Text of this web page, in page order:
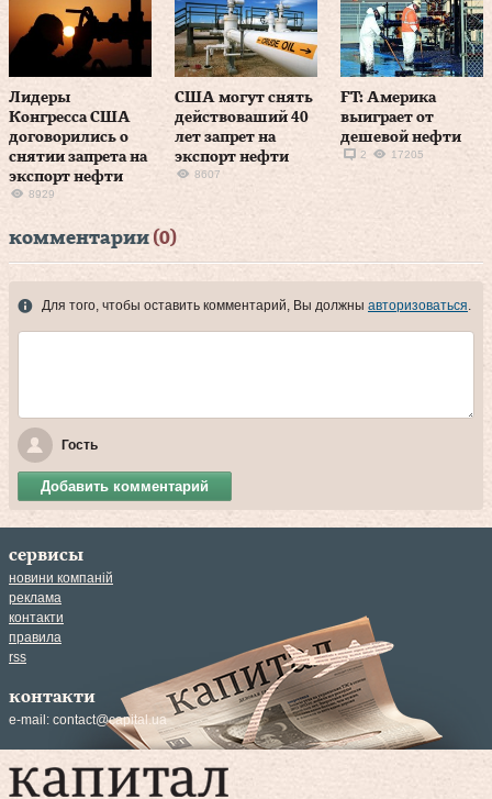
Лидеры
Конгресса США
договорились о
снятии запрета на
экспорт нефти
8929
США могут снять
действоваший 40
лет запрет на
экспорт нефти
8607
FT: Америка
выиграет от
дешевой нефти
2 17205
комментарии (0)
Для того, чтобы оставить комментарий, Вы должны авторизоваться.
Гость
Добавить комментарий
сервисы
новини компаній
реклама
контакти
правила
rss
контакти
e-mail: contact@capital.ua